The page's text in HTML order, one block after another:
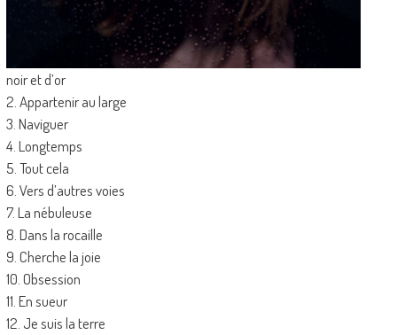
noir et d’or
2. Appartenir au large
3. Naviguer
4. Longtemps
5. Tout cela
6. Vers d’autres voies
7. La nébuleuse
8. Dans la rocaille
9. Cherche la joie
10. Obsession
11. En sueur
12. Je suis la terre